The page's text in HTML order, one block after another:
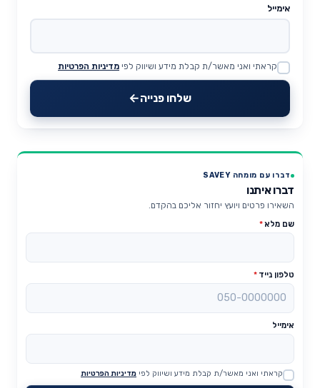
אימייל
Website
קראתי ואני מאשר/ת קבלת מידע ושיווק לפי מדיניות הפרטיות
שלחו פנייה
דברו עם מומחה SAVEY
דברו איתנו
השאירו פרטים ויועץ יחזור אליכם בהקדם.
שם מלא*
טלפון נייד *
אימייל
Website
קראתי ואני מאשר/ת קבלת מידע ושיווק לפי מדיניות הפרטיות